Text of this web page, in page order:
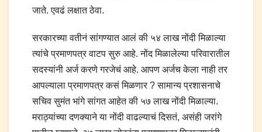
जाते. एवढं लक्षात ठेवा.
सरकारच्या वतीनं सांगण्यात आलं की ५४ लाख नोंदी मिळाल्या
त्यांचे प्रमाणपत्र वाटप सुरु आहे. नोंद मिळालेल्या परिवारातील
सदस्यांनी अर्ज करणे गरजेचं आहे. आपण अर्जच केला नाही तर
आपल्याला प्रमाणपत्र कसं मिळणार ? सामान्य प्रशासनाचे
सचिव सुमंत भांगे सांगत आहेत की ५७ लाख नोंदी मिळाल्या.
मराठ्यांच्या दणक्याने या नोंदी वाढल्याचं दिसतं, असंही जरांगे